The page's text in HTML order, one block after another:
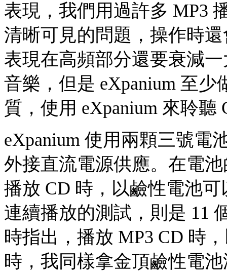
表現，我們用過許多 MP3
清晰可見的問題，操作時
表現在高頻部分還要衰減
音樂，但是 eXpanium 至
質，使用 eXpanium 來聆
eXpanium 使用兩顆三號電
外接直流電源供應。在電
播放 CD 時，以鹼性電池
連續播放的測試，則是 11
時指出，播放 MP3 CD 時
時，我同樣拿金頂鹼性電